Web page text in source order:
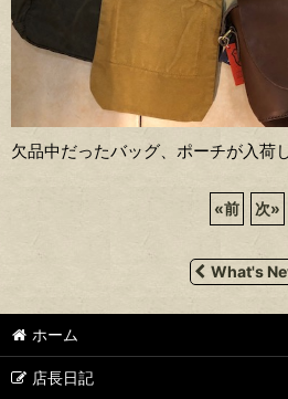
欠品中だったバッグ、ポーチが入荷
«前 次»
What's
ホーム
店長日記